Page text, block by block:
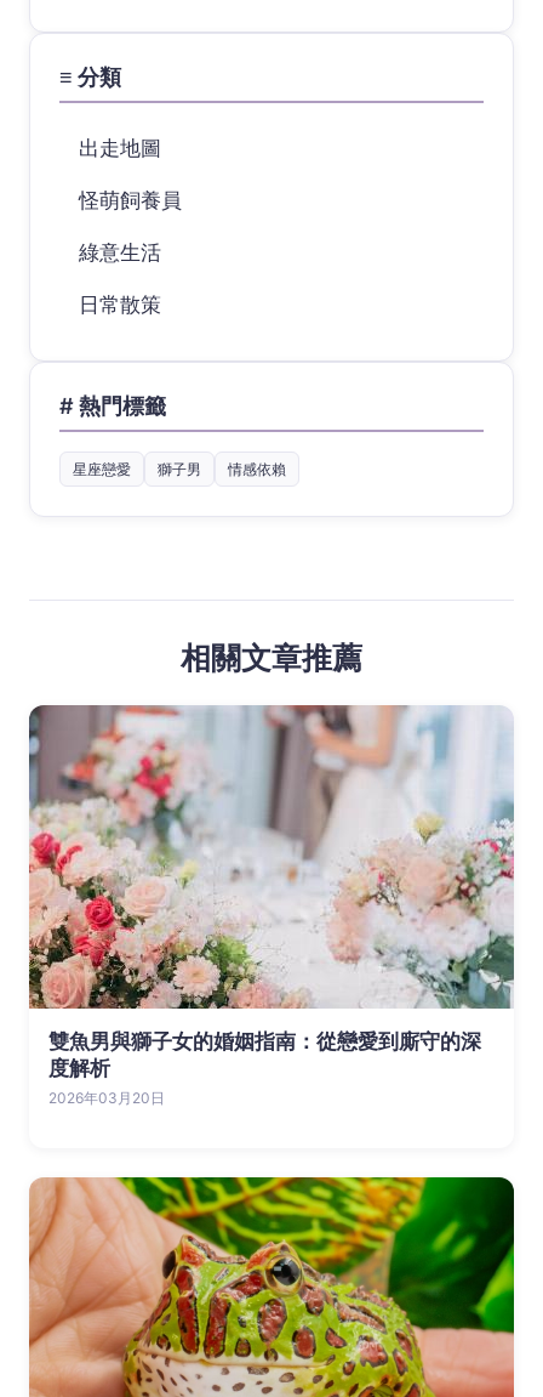
≡ 分類
出走地圖
怪萌飼養員
綠意生活
日常散策
# 熱門標籤
星座戀愛 獅子男 情感依賴
相關文章推薦
雙魚男與獅子女的婚姻指南：從戀愛到廝守的深
度解析
2026年03月20日